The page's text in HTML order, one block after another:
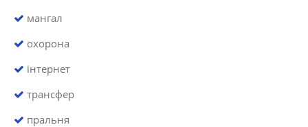
мангал
охорона
інтернет
трансфер
пральня